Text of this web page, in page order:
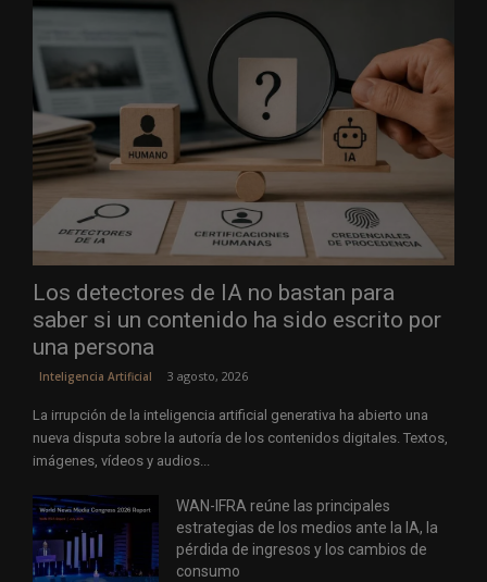
Los detectores de IA no bastan para
saber si un contenido ha sido escrito por
una persona
Inteligencia Artificial 3 agosto, 2026
La irrupción de la inteligencia artificial generativa ha abierto una
nueva disputa sobre la autoría de los contenidos digitales. Textos,
imágenes, vídeos y audios...
WAN-IFRA reúne las principales
estrategias de los medios ante la IA, la
pérdida de ingresos y los cambios de
consumo